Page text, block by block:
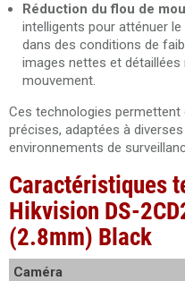
Réduction du flou de
intelligents pour atténuer
dans des conditions de
images nettes et
mouvement.
Ces technologies
précises, adaptées à
environnements de
Caractéristiques
Hikvision DS-
(2.8mm) Black
Caméra